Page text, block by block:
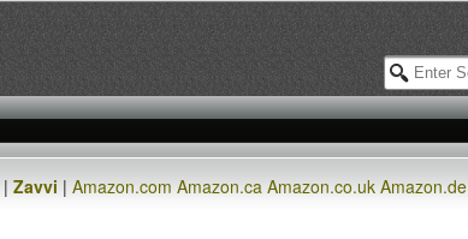
|Zavvi |Amazon.com Amazon.ca Amazon.co.uk Amazon.de